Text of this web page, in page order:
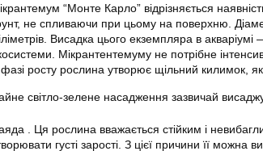
“Монте Карло” відрізняється
не спливаючи при цьому на поверхню.
Висадка цього екземпляра в
Мікрантентемуму не потрібне
росту рослина утворює щільний килимок,
світло-зелене насадження зазвичай
. Ця рослина вважається стійким і
густі зарості. З цієї причини її можна